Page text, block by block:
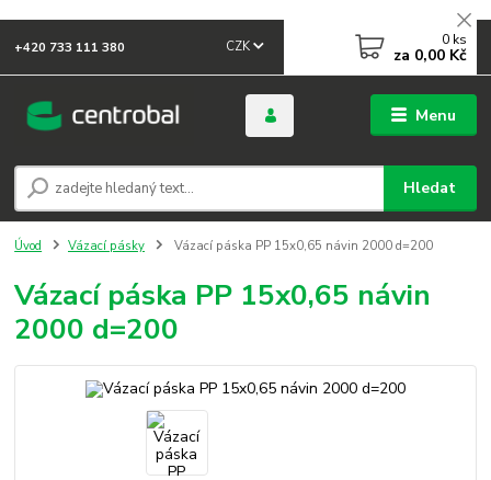
Menu
CZK
Hledat
+420 733 111 380 0 ks
za 0,00 Kč
Úvod Vázací pásky Vázací páska PP 15x0,65 návin 2000 d=200
Vázací páska PP 15x0,65 návin
2000 d=200